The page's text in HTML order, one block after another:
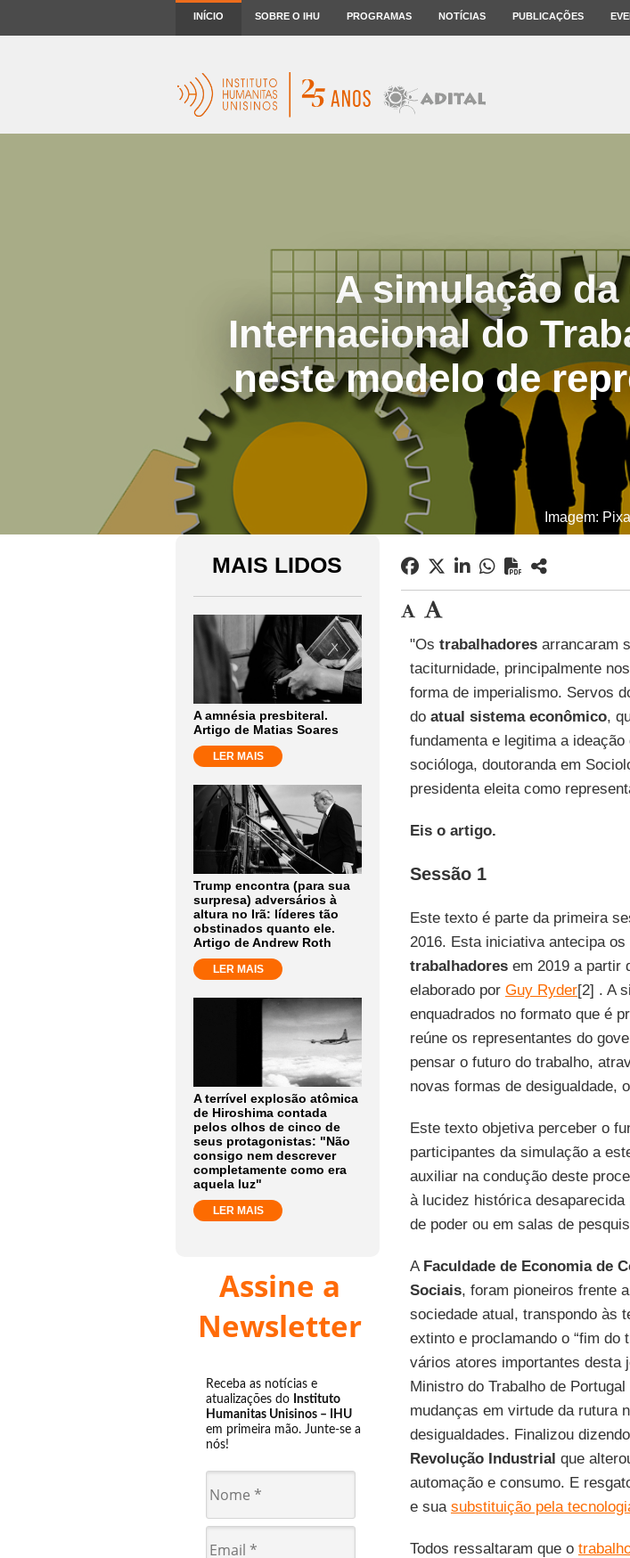
INÍCIO SOBRE O IHU PROGRAMAS NOTÍCIAS PUBLICAÇÕES
A simulação
Internacional do
neste modelo de
Imagem:
MAIS LIDOS
A amnésia presbiteral.
Artigo de Matias Soares
LER MAIS
Trump encontra (para sua
surpresa) adversários à
altura no Irã: líderes tão
obstinados quanto ele.
Artigo de Andrew Roth
LER MAIS
A terrível explosão atômica
de Hiroshima contada
pelos olhos de cinco de
seus protagonistas: "Não
consigo nem descrever
completamente como era
aquela luz"
LER MAIS
Assine a
Newsletter
Receba as notícias e
atualizações do Instituto
Humanitas Unisinos – IHU
em primeira mão. Junte-se a
nós!
"Os trabalhadores arrancaram
taciturnidade, principalmente
forma de imperialismo. Servos
do atual sistema econômico,
fundamenta e legitima a
socióloga, doutoranda em
presidenta eleita como
Eis o artigo.
Sessão 1
Este texto é parte da primeira
2016. Esta iniciativa antecipa os
trabalhadoresem 2019 a partir
elaborado por Guy Ryder[2] . A
enquadrados no formato que é
reúne os representantes do
pensar o futuro do trabalho,
novas formas de desigualdade,
Este texto objetiva perceber o
participantes da simulação a
auxiliar na condução deste
à lucidez histórica
de poder ou em salas de
A Faculdade de Economia de
Sociais, foram pioneiros frente
sociedade atual, transpondo às
extinto e proclamando o “fim do
vários atores importantes desta
Ministro do Trabalho de
mudanças em virtude da rutura
desigualdades. Finalizou
Revolução Industrial que
automação e consumo. E
e sua substituição pela
Todos ressaltaram que o